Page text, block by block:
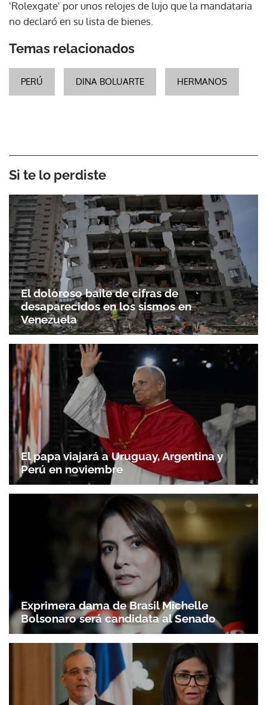
'Rolexgate' por unos relojes de lujo que la mandataria
no declaró en su lista de bienes.
Temas relacionados
PERÚ DINA BOLUARTE HERMANOS
Si te lo perdiste
El doloroso baile de cifras de
desaparecidos en los sismos en
Venezuela
El papa viajará a Uruguay, Argentina y
Perú en noviembre
Exprimera dama de Brasil Michelle
Bolsonaro será candidata al Senado